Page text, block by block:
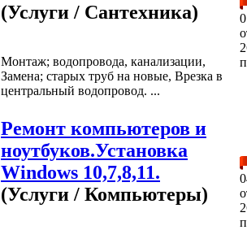
(Услуги / Сантехника)
Монтаж; водопровода, канализации,
Замена; старых труб на новые, Врезка в
центральный водопровод. ...
Ремонт компьютеров и
ноутбуков.Установка
Windows 10,7,8,11.
(Услуги / Компьютеры)